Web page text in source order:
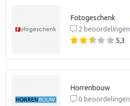
Fotogeschenk
2 beoordelingen
5,3
Horrenbouw
0 beoordelingen